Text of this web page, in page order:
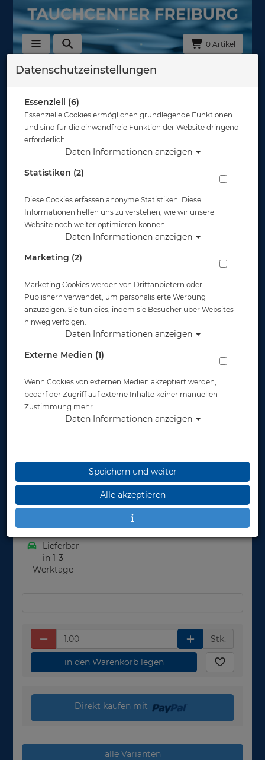
0 Artikel
Zurück
Mares XR - Power Plana Tec - Silver - Gr:
Artikelnr.: mar-410050SASIXL
Herstellerpreis: 179,00 €
179,00 €
Lieferbar
in 1-3
Werktage
Stk.
in den Warenkorb legen
Direkt kaufen mit
alle Varianten
Datenschutzeinstellungen
Essenziell (6)
Essenzielle Cookies ermöglichen grundlegende Funktionen
und sind für die einwandfreie Funktion der Website dringend
erforderlich.
Daten Informationen anzeigen
Statistiken (2)
Diese Cookies erfassen anonyme Statistiken. Diese
Informationen helfen uns zu verstehen, wie wir unsere
Website noch weiter optimieren können.
Daten Informationen anzeigen
Marketing (2)
Marketing Cookies werden von Drittanbietern oder
Publishern verwendet, um personalisierte Werbung
anzuzeigen. Sie tun dies, indem sie Besucher über Websites
hinweg verfolgen.
Daten Informationen anzeigen
Externe Medien (1)
Wenn Cookies von externen Medien akzeptiert werden,
bedarf der Zugriff auf externe Inhalte keiner manuellen
Zustimmung mehr.
Daten Informationen anzeigen
Speichern und weiter
Alle akzeptieren